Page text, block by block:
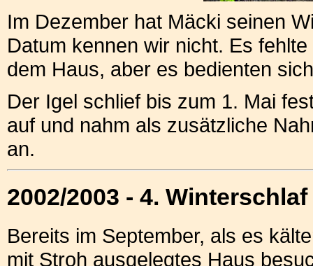
Im Dezember hat Mäcki seinen
Datum kennen wir nicht. Es
dem Haus, aber es bedienten
Der Igel schlief bis zum 1. Mai
auf und nahm als zusätzliche
an.
2002/2003 - 4.
Bereits im September, als es
mit Stroh ausgelegtes Haus